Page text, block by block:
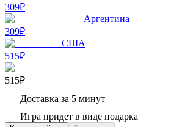
309₽
Аргентина
309₽
США
515₽
515₽
Доставка за 5 минут
Игра придет в виде подарка